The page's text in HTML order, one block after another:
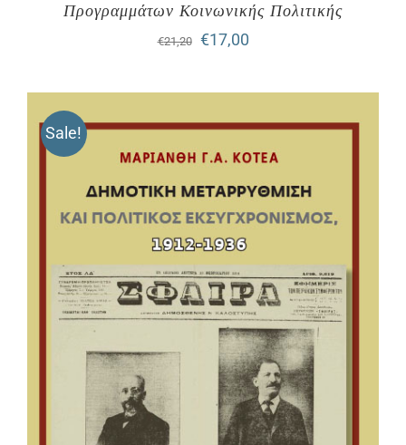
Προγραμμάτων Κοινωνικής Πολιτικής
€21,20
Original
€21,20.
€17,00Η
είναι:
€17,00.
Sale!